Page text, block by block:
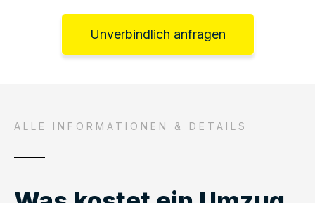
Unverbindlich anfragen
ALLE INFORMATIONEN & DETAILS